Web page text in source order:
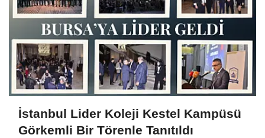
İstanbul Lider Koleji Kestel Kampüsü
Görkemli Bir Törenle Tanıtıldı